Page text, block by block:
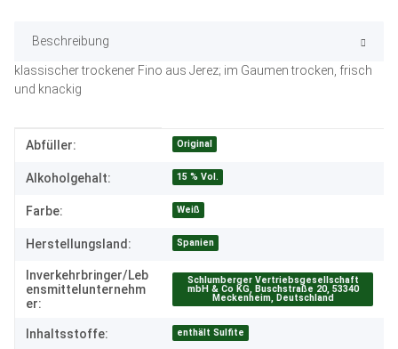
Beschreibung
klassischer trockener Fino aus Jerez; im Gaumen trocken, frisch
und knackig
Produkteigenschaft
Wert
Abfüller: Original
Alkoholgehalt: 15 % Vol.
Farbe: Weiß
Herstellungsland: Spanien
Inverkehrbringer/Leb
ensmittelunternehm
er:
Schlumberger Vertriebsgesellschaft
mbH & Co KG, Buschstraße 20, 53340
Meckenheim, Deutschland
Inhaltsstoffe: enthält Sulfite